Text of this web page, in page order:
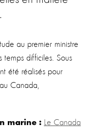
au premier ministre
temps difficiles. Sous
été réalisés pour
Canada,
marine :
Le Canada